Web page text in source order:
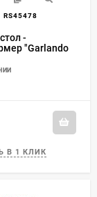
RS45478
-
"Garlando
В 1 КЛИК